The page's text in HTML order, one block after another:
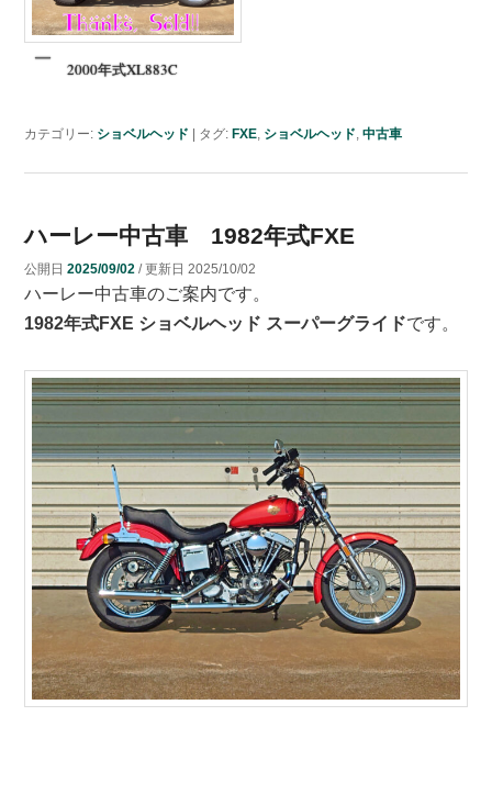
2000年式XL883C
カテゴリー: ショベルヘッド | タグ: FXE, ショベルヘッド 中古車
ハーレー中古車 1982年式FXE
公開日 2025/09/02/ 更新日 2025/10/02
ハーレー中古車のご案内です。
1982年式FXE ショベルヘッド スーパーグライドです。